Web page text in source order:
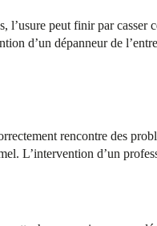
l’usure peut finir par
d’un dépanneur de
rencontre des
L’intervention d’un